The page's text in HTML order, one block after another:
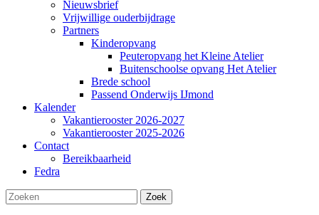
Nieuwsbrief
Vrijwillige ouderbijdrage
Partners
Kinderopvang
Peuteropvang het Kleine Atelier
Buitenschoolse opvang Het Atelier
Brede school
Passend Onderwijs IJmond
Kalender
Vakantierooster 2026-2027
Vakantierooster 2025-2026
Contact
Bereikbaarheid
Fedra
Zoek